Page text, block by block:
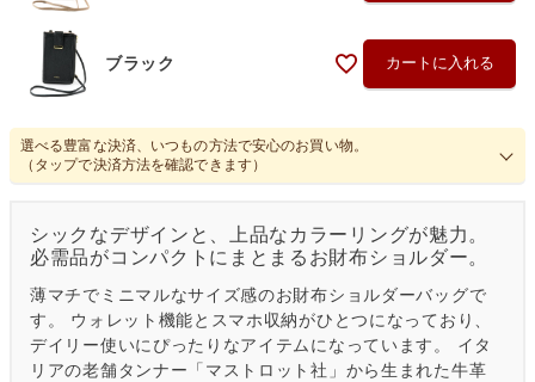
ブラック カートに入れる
選べる豊富な決済、いつもの方法で安心のお買い物。
（タップで決済方法を確認できます）
シックなデザインと、上品なカラーリングが魅力。
必需品がコンパクトにまとまるお財布ショルダー。
薄マチでミニマルなサイズ感のお財布ショルダーバッグで
す。 ウォレット機能とスマホ収納がひとつになっており、
デイリー使いにぴったりなアイテムになっています。 イタ
リアの老舗タンナー「マストロット社」から生まれた牛革